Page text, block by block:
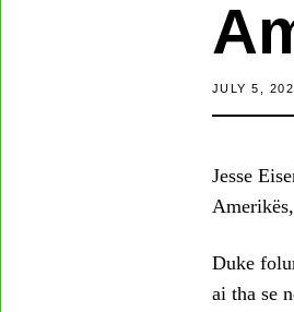
JULY 5,
Jesse
Duke
ai tha se